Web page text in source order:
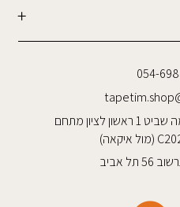
054-
סניף ראשל"צ - אברהם בומה שביט 1 ראשון לציון מתחם
אביב